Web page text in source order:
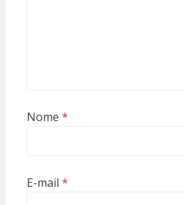
Nome *
E-mail *